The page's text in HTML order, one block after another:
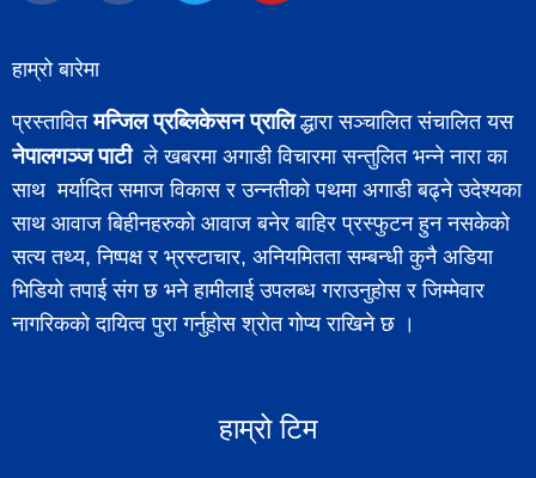
हाम्रो बारेमा
प्रस्तावितमन्जिल प्रब्लिकेसन प्रालिद्धारा सञ्चालित संचालित यस
नेपालगञ्ज पाटीले खबरमा अगाडी विचारमा सन्तुलित भन्ने नारा का
साथ मर्यादित समाज विकास र उन्नतीको पथमा अगाडी बढ्ने उदेश्यका
साथ आवाज बिहीनहरुको आवाज बनेर बाहिर प्रस्फुटन हुन नसकेको
सत्य तथ्य, निष्पक्ष र भ्रस्टाचार, अनियमितता सम्बन्धी कुनै अडिया
भिडियो तपाई संग छ भने हामीलाई उपलब्ध गराउनुहोस र जिम्मेवार
नागरिकको दायित्व पुरा गर्नुहोस श्रोत गोप्य राखिने छ ।
हाम्रो टिम